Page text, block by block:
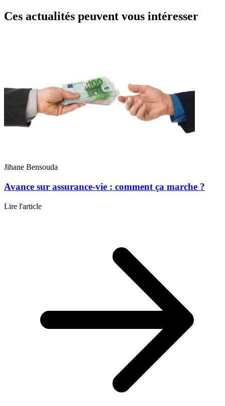
Ces actualités peuvent vous intéresser
Jihane Bensouda
Avance sur assurance-vie : comment ça marche ?
Lire l'article